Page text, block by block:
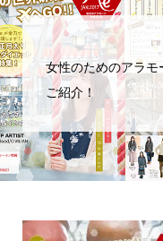
女性のためのアラ
ご紹介！